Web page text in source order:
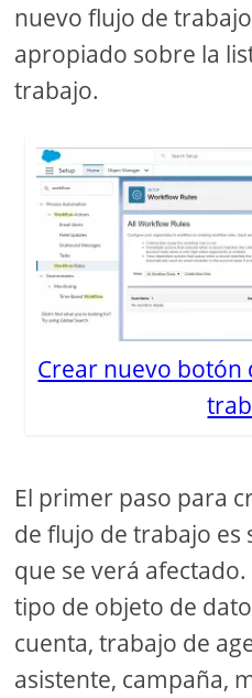
nuevo flujo de
apropiado sobre la
trabajo.
Crear nuevo botón
El primer paso para
de flujo de trabajo es
que se verá
tipo de objeto de
cuenta, trabajo de
asistente, campaña,